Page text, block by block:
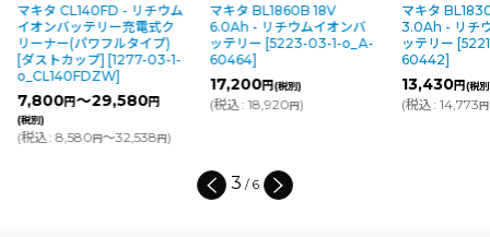
ム
マキタ BL1860B 18V
6.0Ah - リチウムイオンバ
ッテリー [5223-03-1-o_A-
60464]
17,200円 (税別)
(税込: 18,920円)
マキタ BL1830B 18V
3.0Ah - リチウムイオンバ
ッテリー [5221-03-1-o_A-
60442
13,430円(税別)
(税込: 14,773
マキタ
[5220-
21,553
(税込:
4 / 6